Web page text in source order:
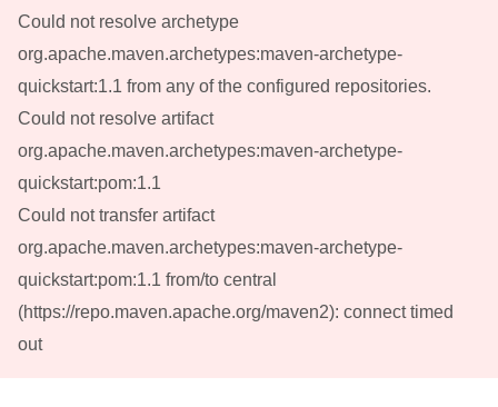
Could not resolve archetype
org.apache.maven.archetypes:maven-archetype-
quickstart:1.1 from any of the configured repositories.
Could not resolve artifact
org.apache.maven.archetypes:maven-archetype-
quickstart:pom:1.1
Could not transfer artifact
org.apache.maven.archetypes:maven-archetype-
quickstart:pom:1.1 from/to central
(https://repo.maven.apache.org/maven2): connect timed
out